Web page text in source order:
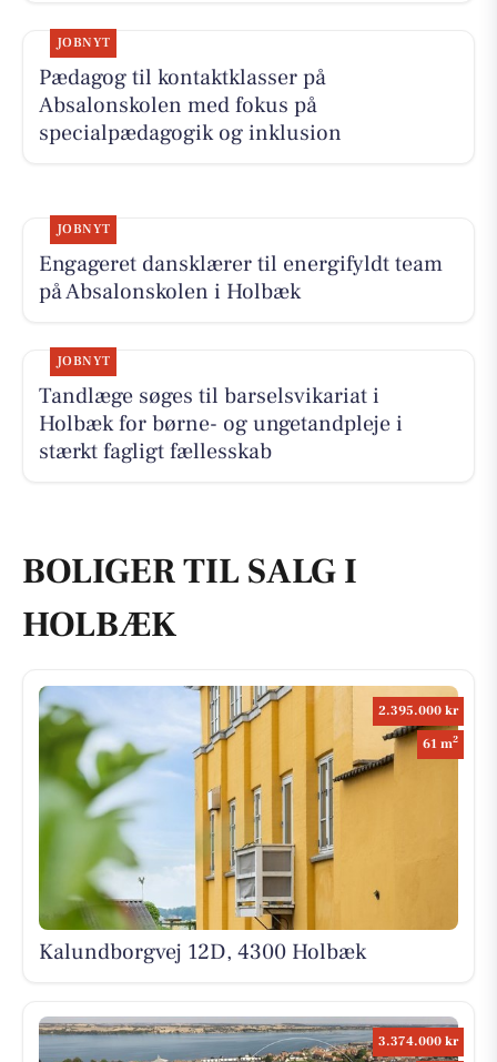
JOBNYT
Pædagog til kontaktklasser på
Absalonskolen med fokus på
specialpædagogik og inklusion
JOBNYT
Engageret dansklærer til energifyldt team
på Absalonskolen i Holbæk
JOBNYT
Tandlæge søges til barselsvikariat i
Holbæk for børne- og ungetandpleje i
stærkt fagligt fællesskab
BOLIGER TIL SALG I
HOLBÆK
2.395.000 kr
61 m2
Kalundborgvej 12D, 4300 Holbæk
3.374.000 kr